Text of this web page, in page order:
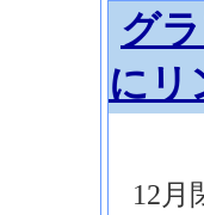
グ
にリ
12月